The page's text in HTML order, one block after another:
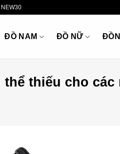
ĐỒ NAM ĐỒ NỮ
thiếu cho các